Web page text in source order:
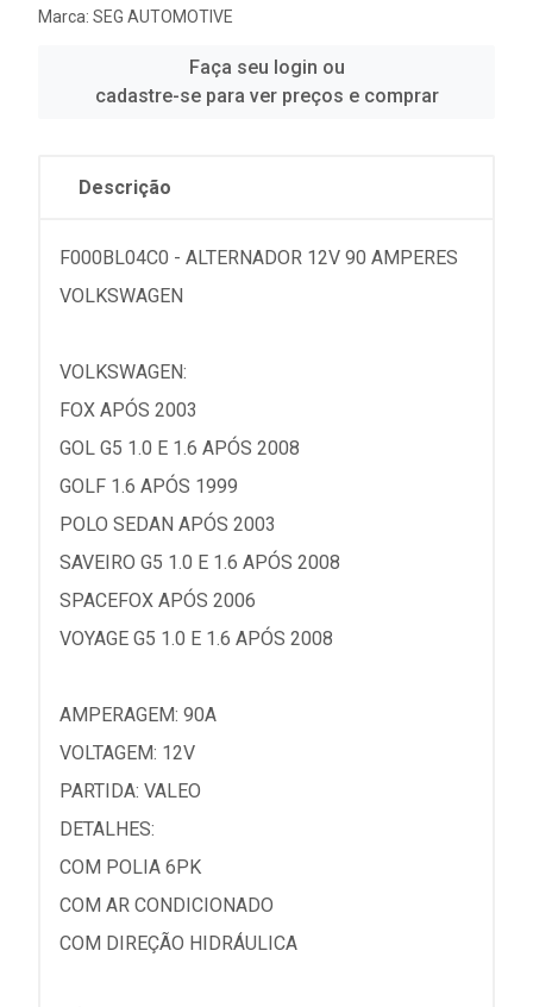
Marca: SEG AUTOMOTIVE
Faça seu login ou
cadastre-se para ver preços e comprar
Descrição
F000BL04C0 - ALTERNADOR 12V 90 AMPERES
VOLKSWAGEN
VOLKSWAGEN:
FOX APÓS 2003
GOL G5 1.0 E 1.6 APÓS 2008
GOLF 1.6 APÓS 1999
POLO SEDAN APÓS 2003
SAVEIRO G5 1.0 E 1.6 APÓS 2008
SPACEFOX APÓS 2006
VOYAGE G5 1.0 E 1.6 APÓS 2008
AMPERAGEM: 90A
VOLTAGEM: 12V
PARTIDA: VALEO
DETALHES:
COM POLIA 6PK
COM AR CONDICIONADO
COM DIREÇÃO HIDRÁULICA